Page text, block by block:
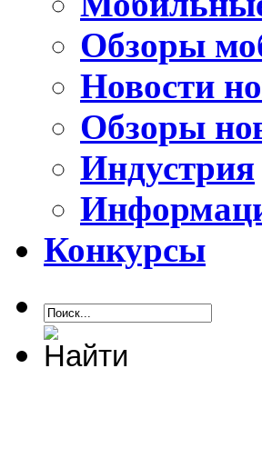
Обзоры
Новости
Обзоры
Индустрия
Конкурсы